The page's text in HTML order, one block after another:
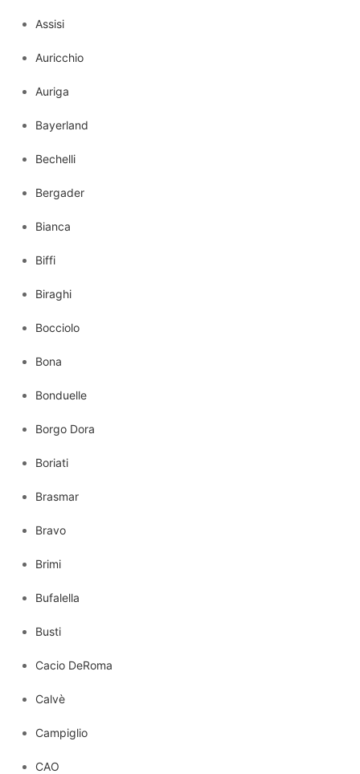
Assisi
Auricchio
Auriga
Bayerland
Bechelli
Bergader
Bianca
Biffi
Biraghi
Bocciolo
Bona
Bonduelle
Borgo Dora
Boriati
Brasmar
Bravo
Brimi
Bufalella
Busti
Cacio DeRoma
Calvè
Campiglio
CAO